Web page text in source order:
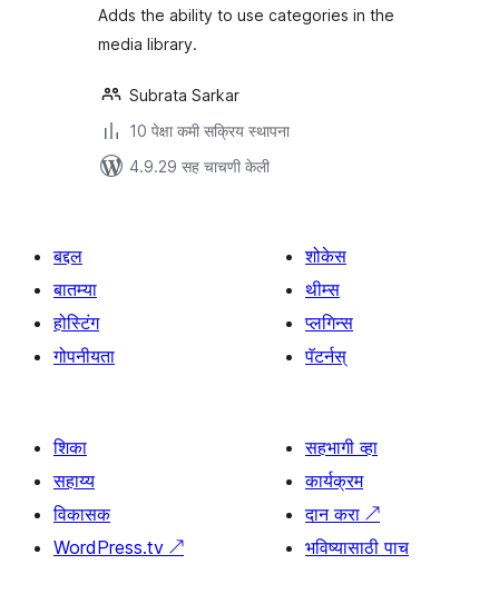
Adds the ability to use categories in the
media library.
Subrata Sarkar
10 पेक्षा कमी सक्रिय स्थापना
4.9.29 सह चाचणी केली
बद्दल
बातम्या
होस्टिंग
गोपनीयता
शोकेस
थीम्स
प्लगिन्स
पॅटर्नस्
शिका
सहाय्य
विकासक
WordPress.tv ↗
सहभागी व्हा
कार्यक्रम
दान करा ↗
भविष्यासाठी पाच